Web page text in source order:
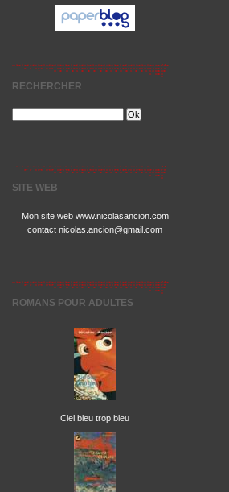
RECHERCHER
SITE WEB
Mon site web www.nicolasancion.com
contact nicolas.ancion@gmail.com
ROMANS POUR ADULTES
Ciel bleu trop bleu